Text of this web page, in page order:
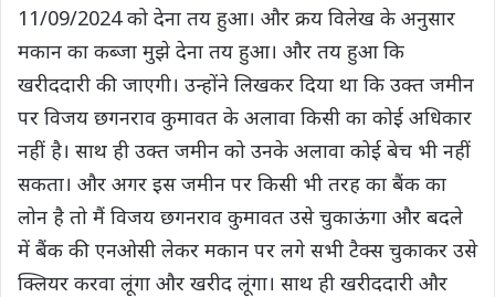
11/09/2024 को देना तय हुआ। और क्रय विलेख के अनुसार
मकान का कब्जा मुझे देना तय हुआ। और तय हुआ कि
खरीददारी की जाएगी। उन्होंने लिखकर दिया था कि उक्त जमीन
पर विजय छगनराव कुमावत के अलावा किसी का कोई अधिकार
नहीं है। साथ ही उक्त जमीन को उनके अलावा कोई बेच भी नहीं
सकता। और अगर इस जमीन पर किसी भी तरह का बैंक का
लोन है तो मैं विजय छगनराव कुमावत उसे चुकाऊंगा और बदले
में बैंक की एनओसी लेकर मकान पर लगे सभी टैक्स चुकाकर उसे
क्लियर करवा लूंगा और खरीद लूंगा। साथ ही खरीददारी और